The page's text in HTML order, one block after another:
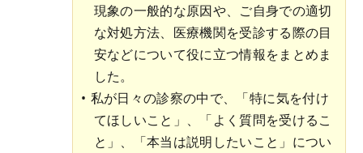
現象の一般的な原因や、ご自身での適切
な対処方法、医療機関を受診する際の目
安などについて役に立つ情報をまとめま
した。
私が日々の診察の中で、「特に気を付け
てほしいこと」、「よく質問を受けるこ
と」、「本当は説明したいこと」につい